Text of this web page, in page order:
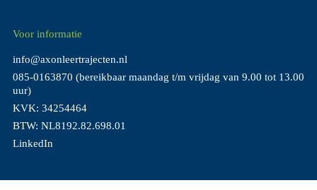
Voor informatie
info@axonleertrajecten.nl
085-0163870 (bereikbaar maandag t/m vrijdag van 9.00 tot 13.00
uur)
KVK: 34254464
BTW: NL8192.82.698.01
LinkedIn